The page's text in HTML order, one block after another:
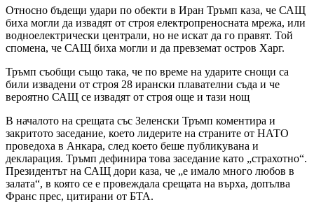
Относно бъдещи удари по обекти в Иран Тръмп каза, че САЩ
биха могли да извадят от строя електропреносната мрежа, или
водноелектрически централи, но не искат да го правят. Той
спомена, че САЩ биха могли и да превземат остров Харг.
Тръмп съобщи също така, че по време на ударите снощи са
били извадени от строя 28 ирански плавателни съда и че
вероятно САЩ се извадят от строя още и тази нощ
В началото на срещата със Зеленски Тръмп коментира и
закритото заседание, което лидерите на страните от НАТО
проведоха в Анкара, след което беше публикувана и
декларация. Тръмп дефинира това заседание като „страхотно“.
Президентът на САЩ дори каза, че „е имало много любов в
залата“, в която се е провеждала срещата на върха, допълва
Франс прес, цитирани от БТА.